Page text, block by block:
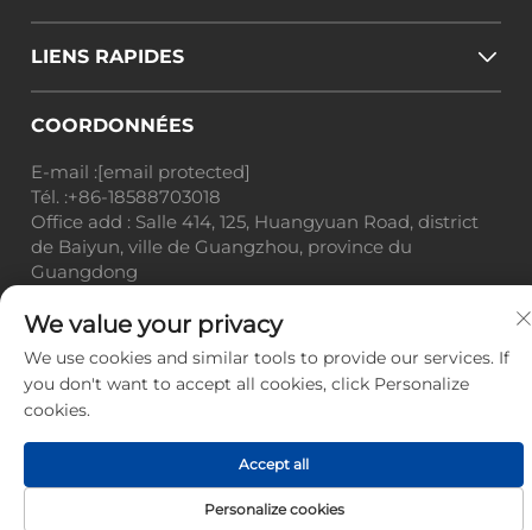
LIENS RAPIDES
COORDONNÉES
E-mail :[email protected]
Tél. :+86-18588703018
Office add : Salle 414, 125, Huangyuan Road, district
de Baiyun, ville de Guangzhou, province du
Guangdong
Droits d'auteur © Guangzhou Landscape Technology
Co., Ltd. Tous droits réservés. -
confidentialité-Blog
We value your privacy
We use cookies and similar tools to provide our services. If
you don't want to accept all cookies, click Personalize
cookies.
Personalize cookies
Accept all